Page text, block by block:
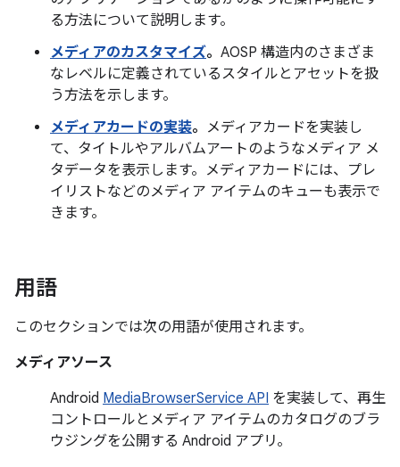
る方法について説明します。
メディアのカスタマイズ。 AOSP 構造内のさまざま
なレベルに定義されているスタイルとアセットを扱
う方法を示します。
メディアカードの実装。 メディアカードを実装し
て、タイトルやアルバムアートのようなメディア メ
タデータを表示します。メディアカードには、プレ
イリストなどのメディア アイテムのキューも表示で
きます。
用語
このセクションでは次の用語が使用されます。
メディアソース
Android MediaBrowserService API を実装して、再生
コントロールとメディア アイテムのカタログのブラ
ウジングを公開する Android アプリ。